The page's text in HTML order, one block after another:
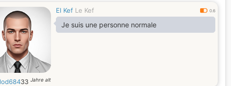
El Kef Le Kef 0.6
Je suis une personne normale
33 Jahre alt